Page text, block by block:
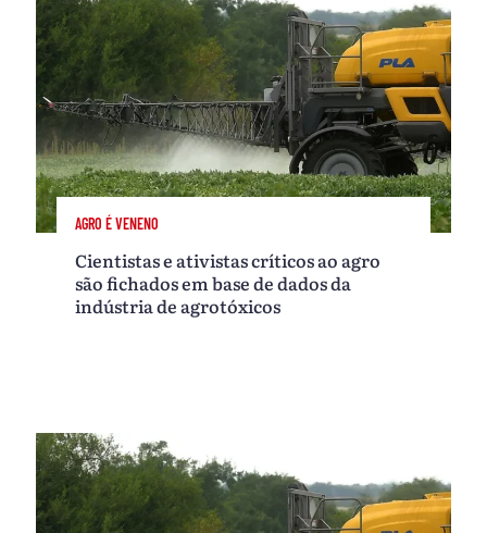
AGRO É VENENO
Cientistas e ativistas críticos ao agro
são fichados em base de dados da
indústria de agrotóxicos